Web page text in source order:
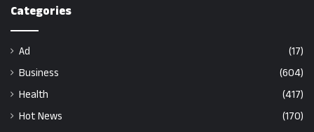
Categories
Ad
(17)
Business
(604)
Health
(417)
Hot News
(170)